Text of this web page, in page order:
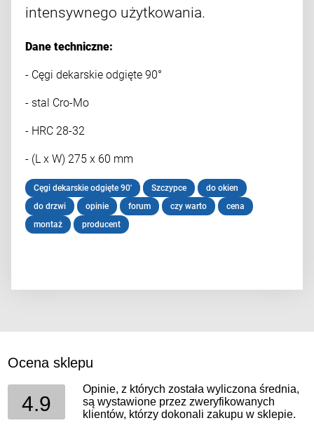
intensywnego użytkowania.
Dane techniczne:
- Cęgi dekarskie odgięte 90°
- stal Cro-Mo
- HRC 28-32
- (L x W) 275 x 60 mm
Cęgi dekarskie odgięte 90' Szczypce
do okien
do drzwi
opinie forum czy warto
cena
montaż
producent
Ocena sklepu
4.9
Opinie, z których została wyliczona średnia,
są wystawione przez zweryfikowanych
klientów, którzy dokonali zakupu w sklepie.